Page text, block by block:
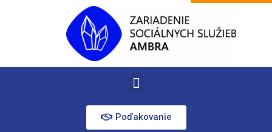
Poďakovanie